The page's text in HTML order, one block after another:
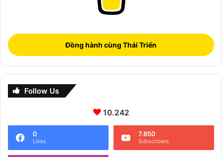
Đồng hành cùng Thái Triển
Follow Us
10.242
0
Likes
7.850
Subscribers